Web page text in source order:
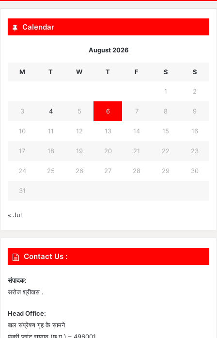
Calendar
August 2026
M T W T F S S
1 2
3 4 5 6 7 8 9
10 11 12 13 14 15 16
17 18 19 20 21 22 23
24 25 26 27 28 29 30
31
« Jul
Contact Us :
संपादक:
सरोज श्रीवास .
Head Office:
बाल संप्रेषण गृह के सामने